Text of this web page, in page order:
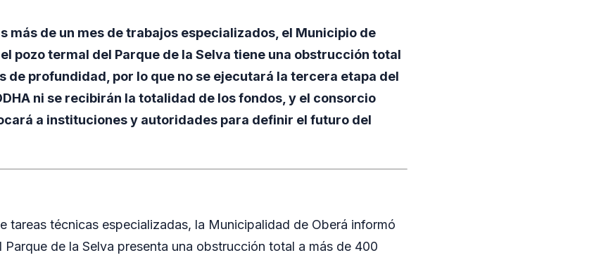
más de un mes de trabajos especializados, el Municipio de
pozo termal del Parque de la Selva tiene una obstrucción total
de profundidad, por lo que no se ejecutará la tercera etapa del
ni se recibirán la totalidad de los fondos, y el consorcio
a instituciones y autoridades para definir el futuro del
tareas técnicas especializadas, la Municipalidad de Oberá informó
de la Selva presenta una obstrucción total a más de 400